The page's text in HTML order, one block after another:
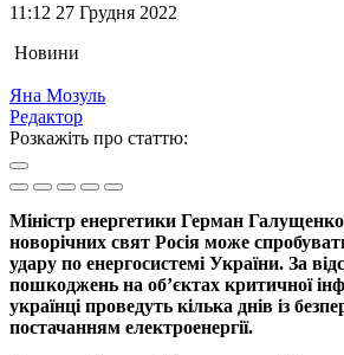
11:12 27 Грудня 2022
Новини
Яна Мозуль
Редактор
Розкажіть про статтю:
Міністр енергетики Герман
новорічних свят Росія може
удару по енергосистемі України. За
пошкоджень на обʼєктах критичної
українці проведуть кілька днів із
постачанням електроенергії.